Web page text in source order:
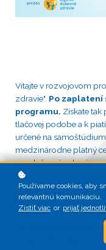
Vitajte v rozvojovom
zdravie". Po zaplatení
programu. Získate tak
tlačovej podobe a k
určené na
medzinárodne platný
pre duševné zdravie.
Po kliknutí na tlačidlo
bránu. Ak máte
Používame cookies, aby
relevantnú komunikáciu.
Zistiť viac or prijať